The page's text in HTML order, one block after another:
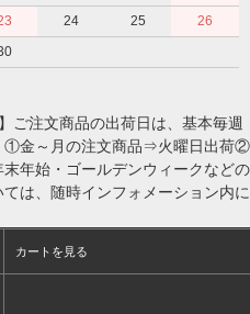
24 25
26
ご注文商品の出荷日は、基本毎週
①金～月の注文商品⇒火曜日出荷②
年始・ゴールデンウィークなどの
は、随時インフォメーション内に
カートを見る